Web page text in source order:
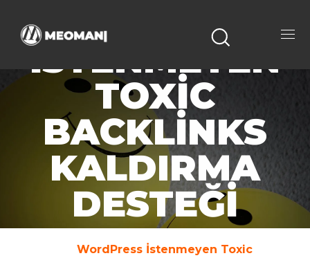
WORDPRESS
İSTENMEYEN
TOXIC
BACKLINKS
KALDIRMA
DESTEĞI
WordPress İstenmeyen Toxic